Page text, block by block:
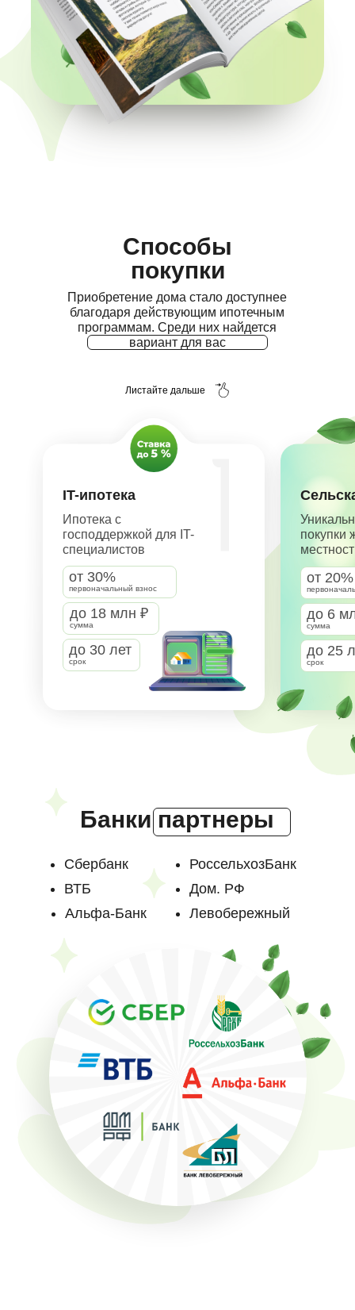
Способы
покупки
Приобретение дома стало доступнее
благодаря действующим ипотечным
программам. Среди них найдется
вариант для вас
Листайте дальше
Ипотека с
господдержкой для IT-
специалистов
IT-ипотека
покупки
от 20%
до 25
срок
до 6
сумма
от 30%
первоначальный взнос
до 30 лет
срок
до 18 млн ₽
сумма
Банки партнеры
Сбербанк
ВТБ
РоссельхозБанк
Дом. РФ
Альфа-Банк
Левобережный